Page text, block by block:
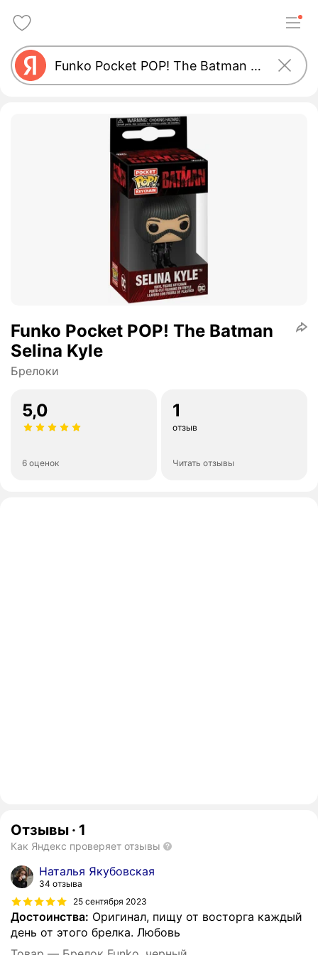
Funko Pocket POP! The Batman
Selina Kyle
Брелоки
5,0
6 оценок
1
отзыв
Читать отзывы
Отзывы · 1
Как Яндекс проверяет отзывы
Наталья Якубовская
34 отзыва
25 сентября 2023
Достоинства: Оригинал, пищу от восторга каждый
день от этого брелка. Любовь